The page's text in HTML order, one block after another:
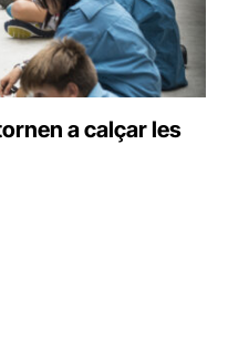
a calçar les